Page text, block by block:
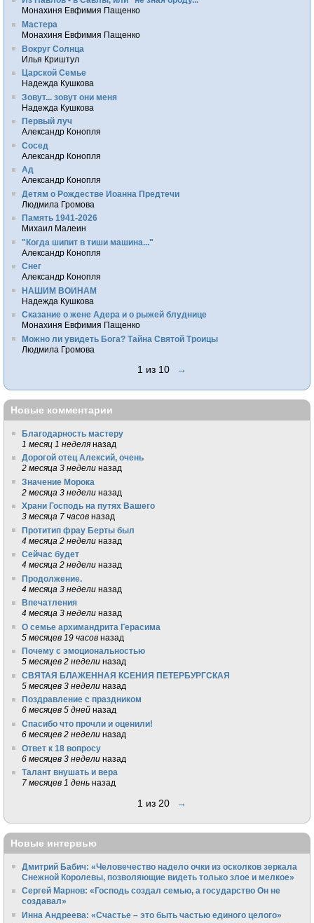
Монахиня Евфимия Пащенко
Мастера
Монахиня Евфимия Пащенко
Вокруг Солнца
Илья Криштул
Царской Семье
Надежда Кушкова
Зовут... зовут они меня
Надежда Кушкова
Первый луч
Александр Конопля
Сосед
Александр Конопля
Ад
Александр Конопля
Детям о Рождестве Иоанна Предтечи
Людмила Громова
Память 1941-2026
Михаил Малеин
"Когда шипит в тиши машина..."
Александр Конопля
Снег
Александр Конопля
НАШИМ ВОИНАМ
Надежда Кушкова
Сказание о жене Адера и о рыжей блуднице
Монахиня Евфимия Пащенко
Можно ли увидеть Бога? Тайна Святой Троицы
Людмила Громова
1 из 10 →
Новые комментарии
Благодарность мастеру
1 месяц 1 неделя назад
Дорогой отец Алексий, очень
2 месяца 3 недели назад
Значение Морока
2 месяца 3 недели назад
Храни Господь на путях Вашего
3 месяца 7 часов назад
Протитип фрау Берты был
4 месяца 2 недели назад
Сейчас будет
4 месяца 2 недели назад
Продолжение.
4 месяца 3 недели назад
Впечатления
4 месяца 3 недели назад
О семье архимандрита Герасима
5 месяцев 19 часов назад
Почему с эмоциональностью
5 месяцев 2 недели назад
СВЯТАЯ БЛАЖЕННАЯ КСЕНИЯ ПЕТЕРБУРГСКАЯ
5 месяцев 3 недели назад
Поздравление с праздником
6 месяцев 5 дней назад
Спасибо что прочли и оценили!
6 месяцев 2 недели назад
Ответ к 18 вопросу
6 месяцев 3 недели назад
Талант внушать и вера
7 месяцев 1 день назад
1 из 20 →
Новые интервью
Дмитрий Бабич: «Человечество надело очки из осколков зеркала
Снежной Королевы, позволяющие видеть только злое и мелкое»
Сергей Марнов: «Господь создал семью, а государство Он не
создавал»
Инна Андреева: «Счастье – это быть частью единого целого»